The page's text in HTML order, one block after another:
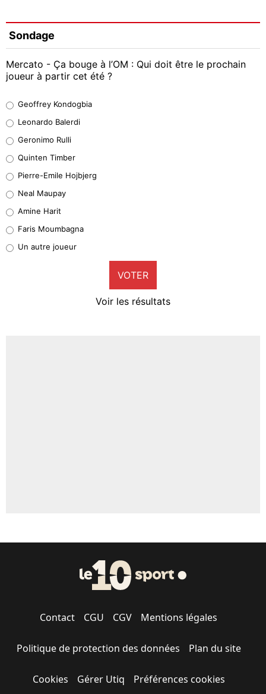
Sondage
Mercato - Ça bouge à l’OM : Qui doit être le prochain
joueur à partir cet été ?
38%
32%
5%
1%
9%
Geoffrey Kondogbia
Leonardo Balerdi
Geronimo Rulli
Quinten Timber
Pierre-Emile Hojbjerg
Neal Maupay
Amine Harit
Faris Moumbagna
Un autre joueur
VOTER
Voir les résultats
Contact CGU CGV Mentions légales
Politique de protection des données Plan du site
Cookies Gérer Utiq Préférences cookies